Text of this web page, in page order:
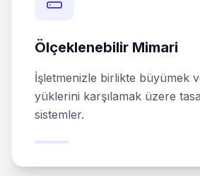
Ölçeklenebilir Mimari
İşletmenizle birlikte büyümek
yüklerini karşılamak üzere
sistemler.